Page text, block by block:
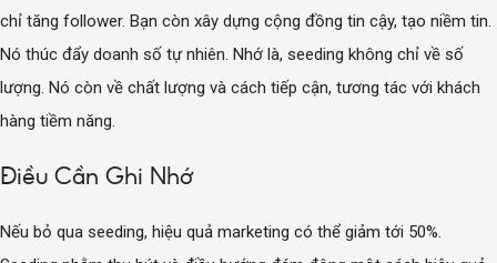
chỉ tăng follower. Bạn còn xây dựng cộng đồng tin cậy, tạo niềm tin.
Nó thúc đẩy doanh số tự nhiên. Nhớ là, seeding không chỉ về số
lượng. Nó còn về chất lượng và cách tiếp cận, tương tác với khách
hàng tiềm năng.
Điều Cần Ghi Nhớ
Nếu bỏ qua seeding, hiệu quả marketing có thể giảm tới 50%.